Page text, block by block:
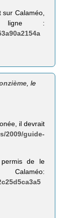
Calaméo,
ligne :
, le
il devrait
2009/guide-
permis de le